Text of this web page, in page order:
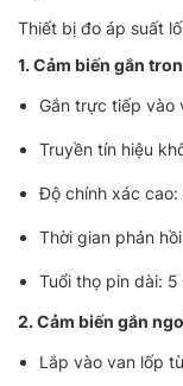
Thiết bị đo áp suất
1. Cảm biến gắn
Gắn trực tiếp vào
Truyền tín hiệu
Độ chính xác cao:
Thời gian phản
Tuổi thọ pin dài: 5
2. Cảm biến gắn
Lắp vào van lốp